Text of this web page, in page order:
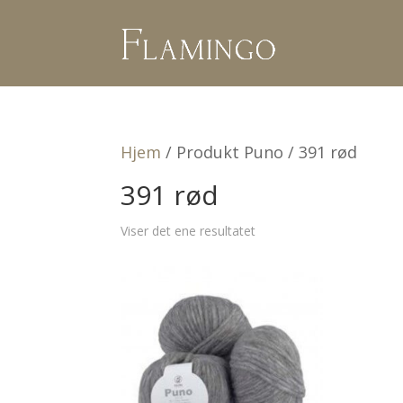
Hjem / Produkt Puno / 391 rød
391 rød
Viser det ene resultatet